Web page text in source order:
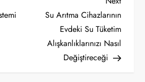
Post
Su Arıtma Cihazlarının
Evdeki Su Tüketim
Alışkanlıklarınızı Nasıl
Değiştireceği